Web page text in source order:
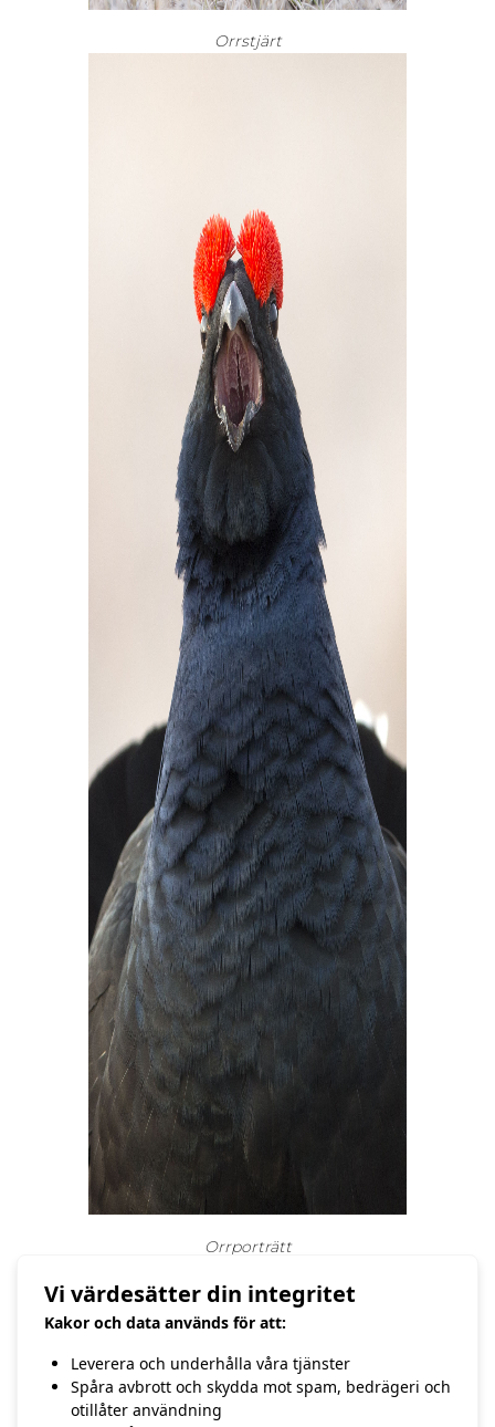
Orrstjärt
Orrporträtt
ger upp för dagen och flyger tillbaka till
skogen. I morgon är det ett nytt spel
att ansluta till spelplatsen. Tills dess tar jag
en paus i orrspelandet och återkommer
med hönorna.
Vi värdesätter din integritet
Kakor och data används för att:
Leverera och underhålla våra tjänster
Spåra avbrott och skydda mot spam, bedrägeri och
otillåter användning